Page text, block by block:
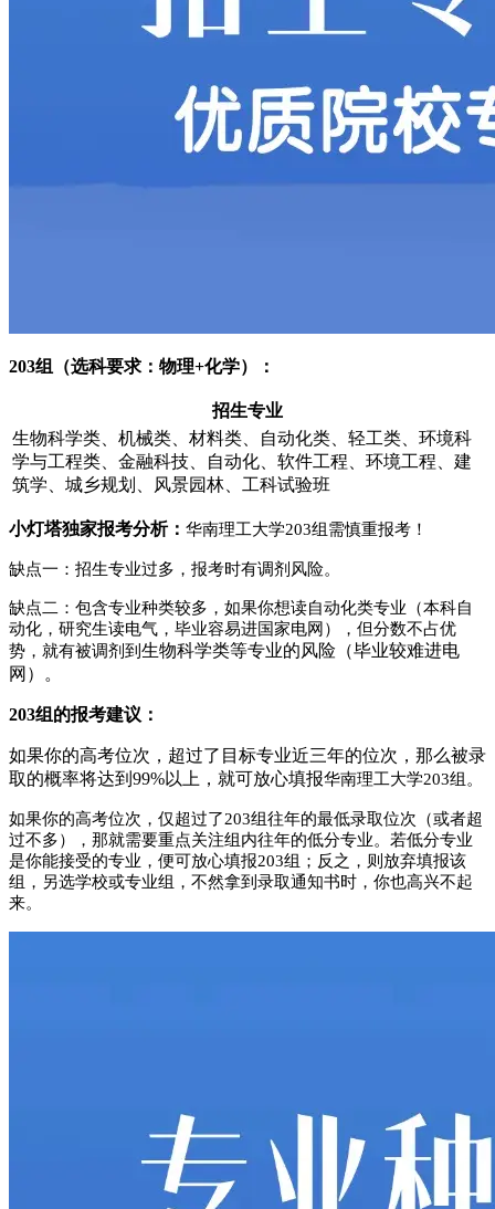
203组（选科要求：物理+化学）：
招生专业
生物科学类、机械类、材料类、自动化类、轻工类、环境科
学与工程类、金融科技、自动化、软件工程、环境工程、建
筑学、城乡规划、风景园林、工科试验班
小灯塔独家报考分析： 华南理工大学203组需慎重报考！
缺点一：招生专业过多，报考时有调剂风险。
缺点二：包含专业种类较多，如果你想读自动化类专业（本科自
动化，研究生读电气，毕业容易进国家电网），但分数不占优
势，就有被调剂到 生物科学类等专业的风险（毕业较难进电
网）。
203组的报考建议：
如果你的高考位次，超过了目标专业近三年的位次，那么被录
取的概率将达到99%以上，就可放心填报华南理工大学203组。
如果你的高考位次，仅超过了203组往年的最低录取位次（或者超
过不多），那就需要重点关注组内往年的低分专业。若低分专业
是你能接受的专业，便可放心填报203组；反之，则放弃填报该
组，另选学校或专业组，不然拿到录取通知书时，你也高兴不起
来。